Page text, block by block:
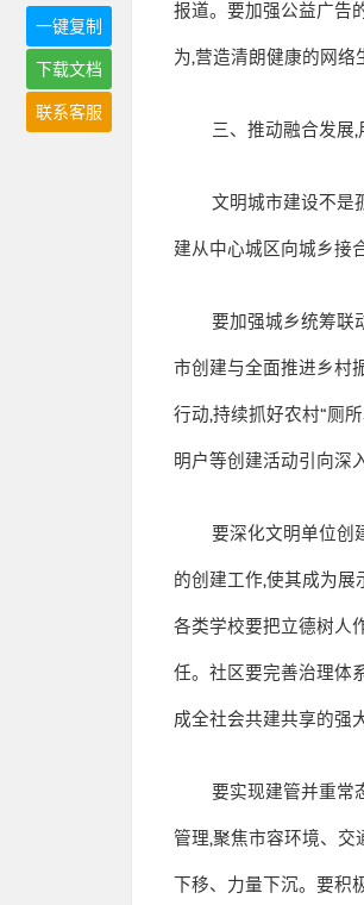
报道。要加强公益广告
为,营造清朗健康的网络
三、推动融合发展,
文明城市建设不是
建从中心城区向城乡接
要加强城乡统筹联
市创建与全面推进乡村
行动,持续抓好农村“厕
明户等创建活动引向深
要深化文明单位创
的创建工作,使其成为展
各类学校要把立德树人
任。社区要完善治理体
成全社会共建共享的强
要实现建管并重常
管理,聚焦市容环境、交
下移、力量下沉。要积
一键复制
下载文档
联系客服